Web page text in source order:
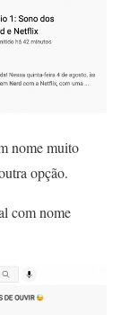
nome muito
opção.
com nome